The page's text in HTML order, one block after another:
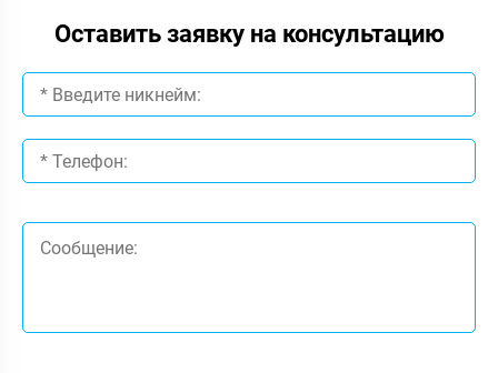
Оставить заявку на консультацию